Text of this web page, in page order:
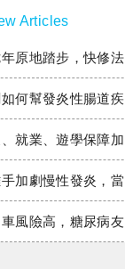
Articles
步，快修法讓病人自主決定善終
道疾病患者抗潰瘍？治療進展與健保給付困境一次看
倍，富邦產險「一期逐夢」專案加碼遠距醫療與緊急救援
性發炎，當心老化與慢性病提早報到
，糖尿病友上路必學的安全守則